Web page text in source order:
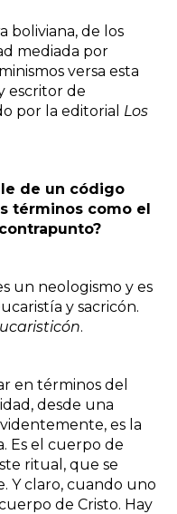
boliviana, de los
mediada por
versa esta
escritor de
por la editorial Los
de un código
términos como el
un neologismo y es
y sacricón.
.
en términos del
desde una
es la
Es el cuerpo de
ritual, que se
Y claro, cuando uno
de Cristo. Hay